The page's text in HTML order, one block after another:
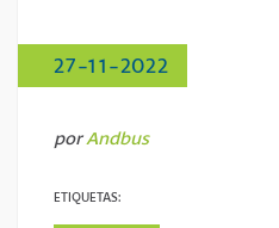
27-11-2022
porAndbus
ETIQUETAS: